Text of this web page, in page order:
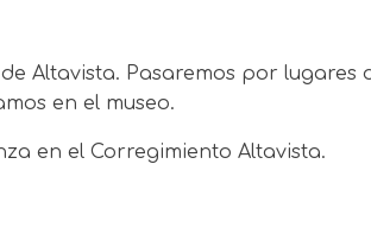
Altavista. Pasaremos por
en el museo.
en el Corregimiento Altavista.